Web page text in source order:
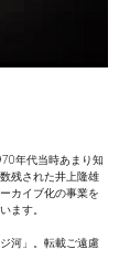
年代当時あまり知
残された井上隆雄
カイブ化の事業を
ます。
河」。転載ご遠慮